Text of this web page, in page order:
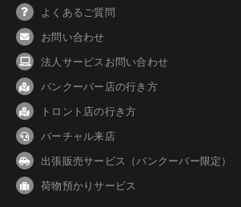
よくあるご質問
お問い合わせ
法人サービスお問い合わせ
バンクーバー 店の行き方
トロント店の行き方
バーチャル来店
出張販売サービス（バンクーバー限定）
荷物預かりサービス